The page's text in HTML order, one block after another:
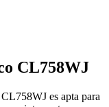
CL758WJ
es apta para